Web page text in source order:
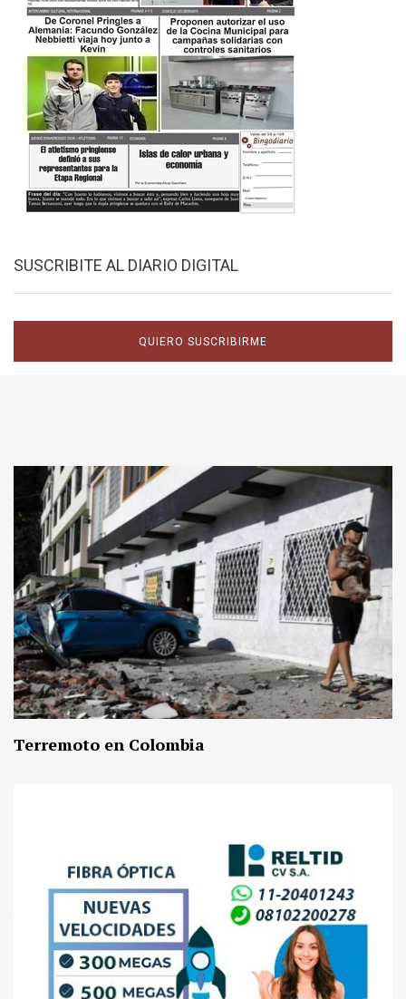
SUSCRIBITE AL DIARIO DIGITAL
QUIERO SUSCRIBIRME
Terremoto en Colombia